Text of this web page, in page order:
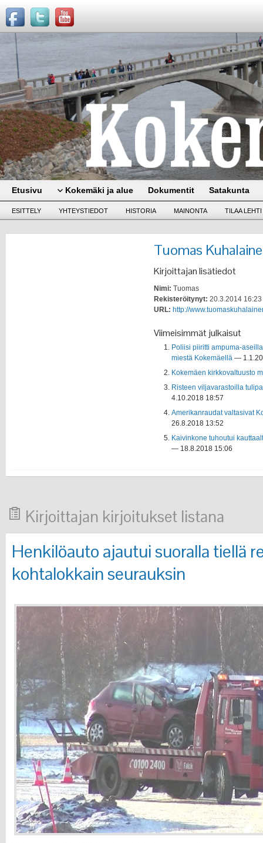
Etusivu Kokemäki ja alue Dokumentit Satakunta
ESITTELY YHTEYSTIEDOT HISTORIA MAINONTA TILAA LEHTI
Tuomas
Kirjoittajan lisätiedot
Nimi: Tuomas
Rekisteröitynyt: 20.3.2014 16:23
URL: http://
Viimeisimmät julkaisut
Poliisi piiritti ampuma-
miestä Kokemäellä—
Kokemäen kirkkovaltuusto
Risteen viljavarastoilla
4.10.2018 18:57
Amerikanraudat valtasivat
26.8.2018 13:52
Kaivinkone tuhoutui
— 18.8.2018 15:06
Kirjoittajan kirjoitukset listana
Henkilöauto ajautui suoralla tiellä
kohtalokkain seurauksin